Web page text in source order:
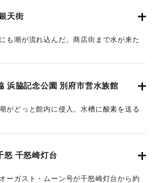
天街
も潮が流れ込んだ。商店街まで水が来た
浜脇記念公園 別府市営水族館
がどっと館内に侵入。水槽に酸素を送る
の魚類が死んだ。
聞 1963年8月10日朝刊7面】
怒 千怒崎灯台
ーガスト・ムーン号が千怒崎灯台から約